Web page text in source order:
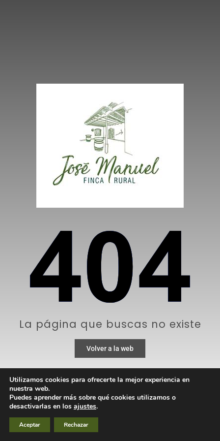
La página que buscas no existe
Volver a la web
Utilizamos cookies para ofrecerte la mejor experiencia en
nuestra web.
Puedes aprender más sobre qué cookies utilizamos o
desactivarlas en los ajustes.
Aceptar Rechazar